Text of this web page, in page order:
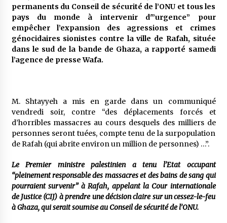
5 ans ago
Tradition orale/ D’où viennent les contes et à
quoi servent-ils?
5 ans ago
permanents du Conseil de sécurité de l’ONU et tous les
pays du monde à intervenir d'”urgence” pour
empêcher l’expansion des agressions et crimes
génocidaires sionistes contre la ville de Rafah, située
dans le sud de la bande de Ghaza, a rapporté samedi
l’agence de presse Wafa.
M. Shtayyeh a mis en garde dans un communiqué
vendredi soir, contre “des déplacements forcés et
d’horribles massacres au cours desquels des milliers de
personnes seront tuées, compte tenu de la surpopulation
de Rafah (qui abrite environ un million de personnes) …”.
Le Premier ministre palestinien a tenu l’Etat occupant
“pleinement responsable des massacres et des bains de sang qui
pourraient survenir” à Rafah, appelant la Cour internationale
de Justice (CIJ) à prendre une décision claire sur un cessez-le-feu
à Ghaza, qui serait soumise au Conseil de sécurité de l’ONU.